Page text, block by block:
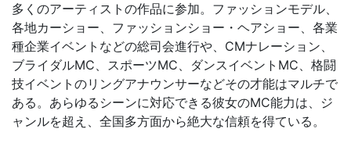
多くのアーティストの作品に参加。ファッションモデル、
各地カーショー、ファッションショー・ヘアショー、各業
種企業イベントなどの総司会進行や、CMナレーション、
ブライダルMC、スポーツMC、ダンスイベントMC、格闘
技イベントのリングアナウンサーなどその才能はマルチで
ある。あらゆるシーンに対応できる彼女のMC能力は、ジ
ャンルを超え、全国多方面から絶大な信頼を得ている。